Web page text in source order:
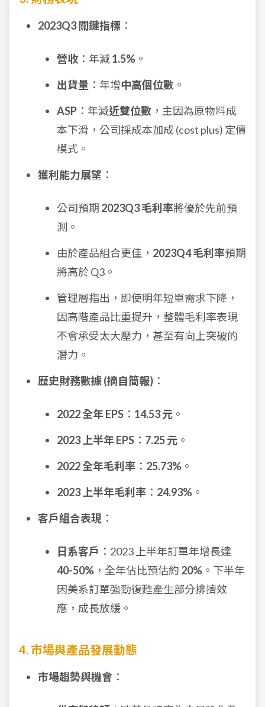
2023Q3 關鍵指標 ：
營收 ：年減1.5% 。
出貨量 ：年增中高個位數 。
ASP ：年減近雙位數 ，主因為原物料成
本下滑，公司採成本加成 (cost plus) 定價
模式。
獲利能力展望 ：
公司預期 2023Q3 毛利率將優於先前預
測。
由於產品組合更佳， 2023Q4 毛利率預期
將高於 Q3。
管理層指出，即使明年短單需求下降，
因高階產品比重提升，整體毛利率表現
不會承受太大壓力，甚至有向上突破的
潛力。
歷史財務數據 (摘自簡報) ：
2022 全年 EPS ： 14.53 元 。
2023 上半年 EPS ： 7.25 元 。
2022 全年毛利率 ： 25.73% 。
2023 上半年毛利率 ： 24.93% 。
客戶組合表現 ：
日系客戶 ：2023 上半年訂單年增長達
40-50% ，全年佔比預估約 20% 。下半年
因美系訂單強勁復甦產生部分排擠效
應，成長放緩。
4. 市場與產品發展動態
市場趨勢與機會 ：